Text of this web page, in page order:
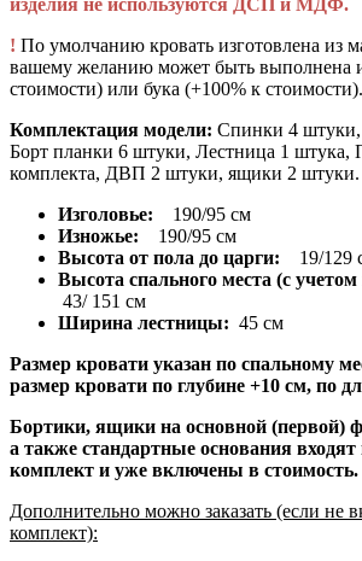
! По умолчанию кровать изготовлена из
вашему желанию может быть выполнена
стоимости) или бука (+100% к стоимости).
Комплектация модели: Спинки 4
Борт планки 6 штуки, Лестница 1 штука,
комплекта, ДВП 2 штуки, ящики 2 штуки.
Изголовье:
190/95 см
Изножье: 190/95 см
Высота от пола до царги: 19/129
Высота спального места (с
43/ 151 см
Ширина лестницы: 45 см
Размер кровати указан по спальному
размер кровати по глубине +10 см, по
Бортики, ящики на основной (первой)
а также стандартные основания
комплект и уже включены в стоимость.
Дополнительно можно заказать (если не
комплект):